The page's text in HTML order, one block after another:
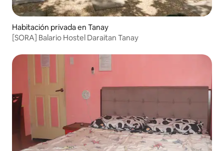
Habitación privada en Tanay
[SORA] Balario Hostel Daraitan Tanay